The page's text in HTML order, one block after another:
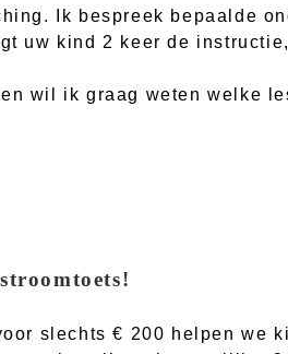
Ik bespreek bepaalde
uw kind 2 keer de
wil ik graag weten welke
slechts € 200 helpen we